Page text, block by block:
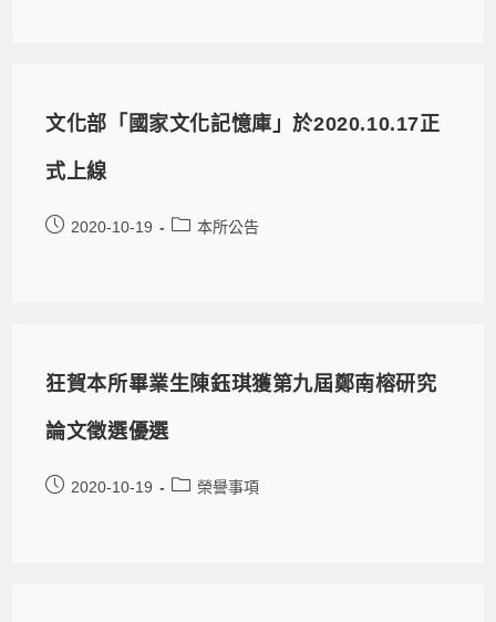
文化部「國家文化記憶庫」於2020.10.17正
式上線
2020-10-19 本所公告
狂賀本所畢業生陳鈺琪獲第九屆鄭南榕研究
論文徵選優選
2020-10-19 榮譽事項